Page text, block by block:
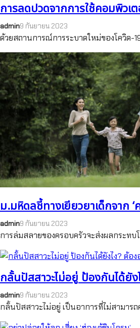
การลดปวดจากการใช้คอมพิวเ
admin9 กันยายน 2023
ด้วยสถานการณ์การระบาดใหม่ของโควิด-
ม.มหิดลชี้ทางเยียวยาเด็กจาก
admin9 กันยายน 2023
การล่มสลายของครอบครัวจะส่งผลกระทบ
กลั้นปัสสาวะไม่อยู่ ป้องกันได้ยัง
admin9 กันยายน 2023
กลั้นปัสสาวะไม่อยู่ เป็นอาการที่ไม่สามาร